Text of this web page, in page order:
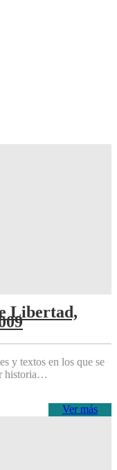
Libertad,
y textos en los que se
historia…
Ver más